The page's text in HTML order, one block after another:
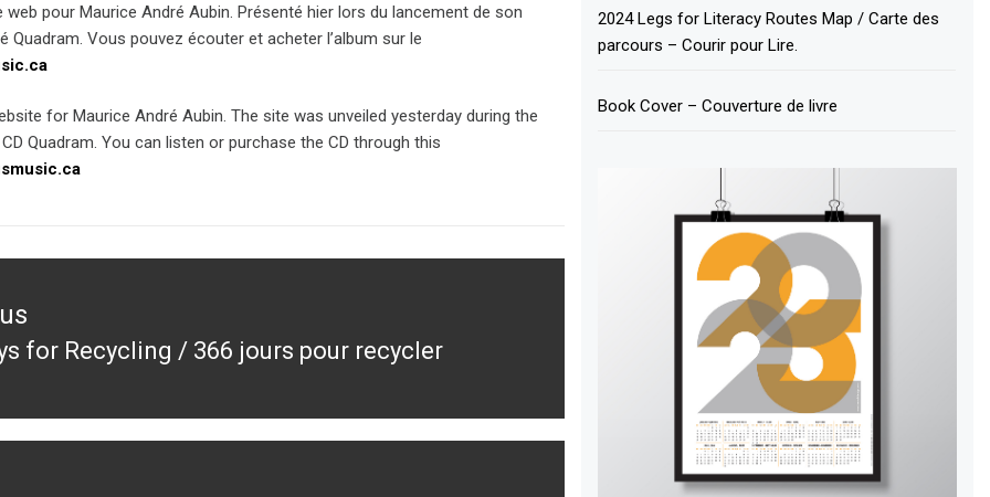
pour Maurice André Aubin. Présenté hier lors du lancement de son
Quadram. Vous pouvez écouter et acheter l’album sur le
for Maurice André Aubin. The site was unveiled yesterday during the
Quadram. You can listen or purchase the CD through this
for Recycling / 366 jours pour recycler
2024 Legs for Literacy Routes Map / Carte des
parcours – Courir pour Lire.
Book Cover – Couverture de livre